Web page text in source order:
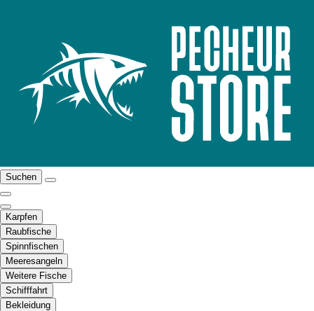
Suchen
Karpfen
Raubfische
Spinnfischen
Meeresangeln
Weitere Fische
Schifffahrt
Bekleidung